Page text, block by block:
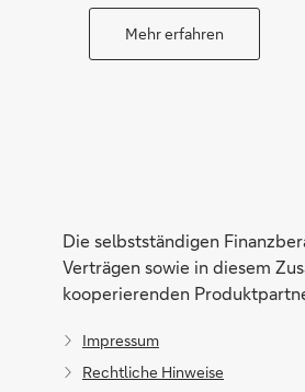
Mehr erfahren
Die selbstständigen
Verträgen sowie in diesem
kooperierenden
Impressum
Rechtliche Hinweise